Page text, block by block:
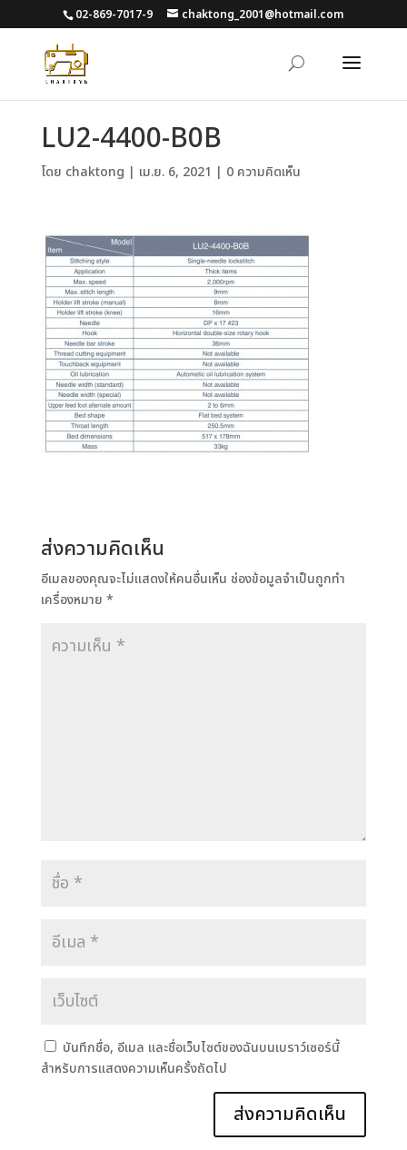
02-869-7017-9 chaktong_2001@hotmail.com
LU2-4400-B0B
โดย chaktong | เม.ย. 6, 2021 | 0 ความคิดเห็น
ส่งความคิดเห็น
อีเมลของคุณจะไม่แสดงให้คนอื่นเห็น ช่องข้อมูลจำเป็นถูกทำ
เครื่องหมาย *
บันทึกชื่อ, อีเมล และชื่อเว็บไซต์ของฉันบนเบราว์เซอร์นี้
สำหรับการแสดงความเห็นครั้งถัดไป